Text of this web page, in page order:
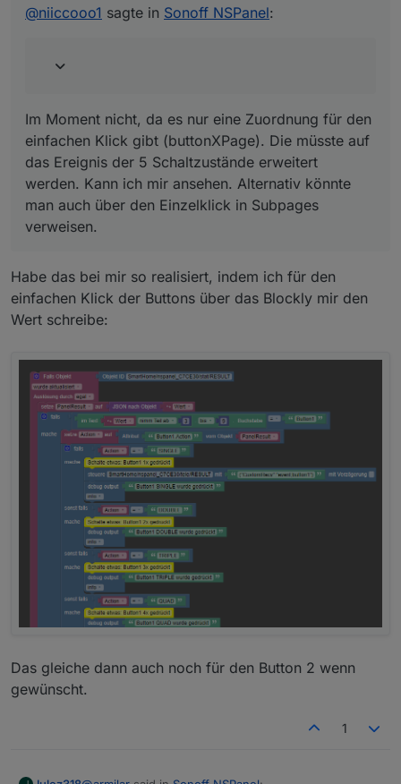
Favoritenpages anzeigen zu lassen?
einfachen Klick gibt (buttonXPage). Die müsste auf das
Ereignis der 5 Schaltzustände erweitert werden. Kann
@niiccooo1 sagte in Sonoff NSPanel:
Im Moment nicht, da es nur eine Zuordnung für den
einfachen Klick gibt (buttonXPage). Die müsste auf
das Ereignis der 5 Schaltzustände erweitert
werden. Kann ich mir ansehen. Alternativ könnte
man auch über den Einzelklick in Subpages
verweisen.
Habe das bei mir so realisiert, indem ich für den
einfachen Klick der Buttons über das Blockly mir den
Wert schreibe:
Das gleiche dann auch noch für den Button 2 wenn
gewünscht.
1